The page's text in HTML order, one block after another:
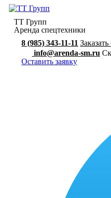
ТТ Групп
Аренда спецтехники
8 (985) 343-11-11
info@arenda-sm.ru
Оставить заявку